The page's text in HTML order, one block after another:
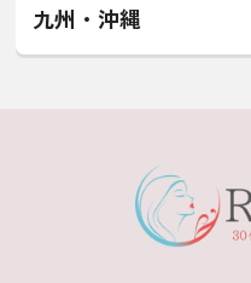
九州・沖縄